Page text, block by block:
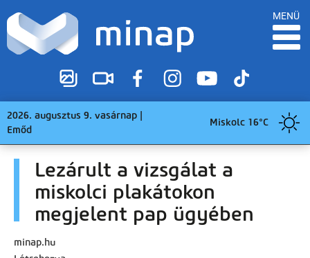
MENÜ
2026. augusztus 9. vasárnap |
Emőd
Miskolc 16°C
Lezárult a vizsgálat a
miskolci plakátokon
megjelent pap ügyében
minap.hu